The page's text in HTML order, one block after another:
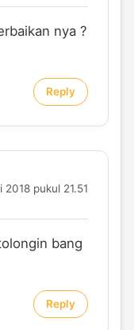
nya ?
Reply
2018 pukul 21.51
bang
Reply